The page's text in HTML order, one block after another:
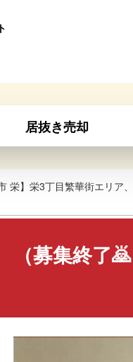
居抜き売却
栄】栄3丁目繁華街エリア
（募集終了